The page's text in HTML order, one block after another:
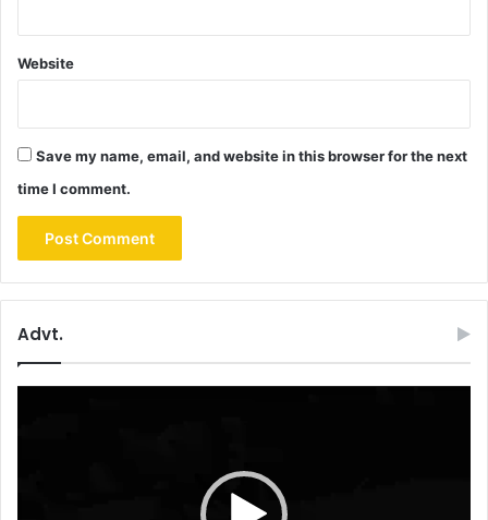
Website
Save my name, email, and website in this browser for the next
time I comment.
Advt.